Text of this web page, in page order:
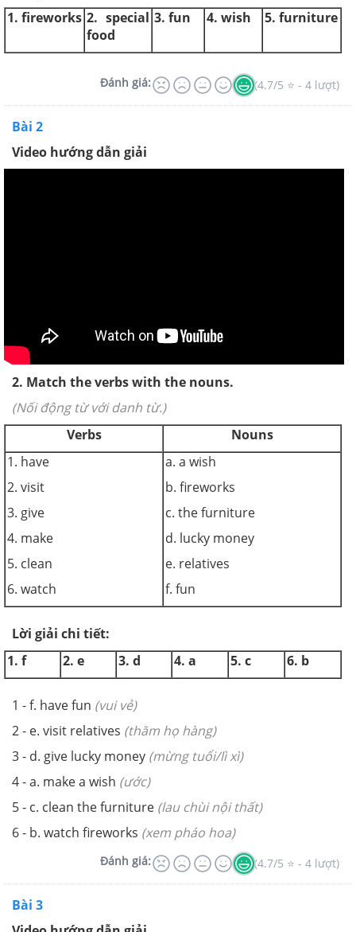
1. fireworks 2. special
food
3. fun 4. wish 5. furniture
Đánh giá: (4.7/5 ⭐ - 4 lượt)
Bài 2
Video hướng dẫn giải
2. Match the verbs with the nouns.
(Nối động từ với danh từ.)
Verbs
Nouns
1. have
2. visit
3. give
4. make
5. clean
6. watch
a. a wish
b. fireworks
c. the furniture
d. lucky money
e. relatives
f. fun
Lời giải chi tiết:
1. f
2. e 3. d 4. a 5. c 6. b
1 - f. have fun (vui vẻ)
2 - e. visit relatives (thăm họ hàng)
3 - d. give lucky money (mừng tuổi/lì xì)
4 - a. make a wish (ước)
5 - c. clean the furniture (lau chùi nội thất)
6 - b. watch fireworks (xem pháo hoa)
Đánh giá: (4.7/5 ⭐ - 4 lượt)
Bài 3